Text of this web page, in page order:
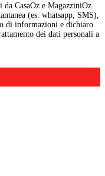
CasaOz e MagazziniOz
(es. whatsapp, SMS),
di informazioni e dichiaro
dei dati personali a